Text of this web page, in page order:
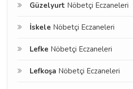
Güzelyurt Nöbetçi Eczaneleri
İskele Nöbetçi Eczaneleri
Lefke Nöbetçi Eczaneleri
Lefkoşa Nöbetçi Eczaneleri